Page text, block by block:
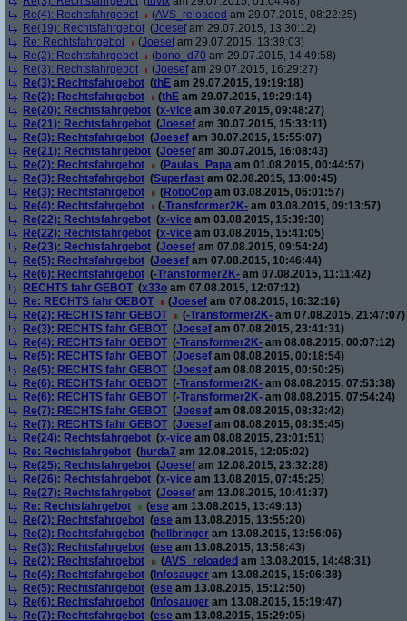
Re(4): Rechtsfahrgebot
(AVS_reloaded am 29.07.2015, 08:22:25)
Re(19): Rechtsfahrgebot (Joesefam 29.07.2015, 13:30:12)
Re: Rechtsfahrgebot
(Joesefam 29.07.2015, 13:39:03)
Re(2): Rechtsfahrgebot
(bono_d70 am 29.07.2015, 14:49:58)
Re(3): Rechtsfahrgebot
(Joesefam 29.07.2015, 16:29:27)
Re(3): Rechtsfahrgebot (thE am 29.07.2015, 19:19:18)
Re(2): Rechtsfahrgebot
(thE am 29.07.2015, 19:29:14)
Re(20): Rechtsfahrgebot (x-vice am 30.07.2015, 09:48:27)
Re(21): Rechtsfahrgebot (Joesef am 30.07.2015, 15:33:11)
Re(3): Rechtsfahrgebot (Joesef am 30.07.2015, 15:55:07)
Re(21): Rechtsfahrgebot (Joesef am 30.07.2015, 16:08:43)
Re(2): Rechtsfahrgebot
(Paulas_Papa am 01.08.2015, 00:44:57)
Re(3): Rechtsfahrgebot (Superfast am 02.08.2015, 13:00:45)
Re(3): Rechtsfahrgebot
(RoboCop am 03.08.2015, 06:01:57)
Re(4): Rechtsfahrgebot
(-Transformer2K- am 03.08.2015, 09:13:57)
Re(22): Rechtsfahrgebot (x-vice am 03.08.2015, 15:39:30)
Re(22): Rechtsfahrgebot (x-vice am 03.08.2015, 15:41:05)
Re(23): Rechtsfahrgebot (Joesef am 07.08.2015, 09:54:24)
Re(5): Rechtsfahrgebot (Joesef am 07.08.2015, 10:46:44)
Re(6): Rechtsfahrgebot (-Transformer2K- am 07.08.2015, 11:11:42)
RECHTS fahr GEBOT (x33o am 07.08.2015, 12:07:12)
Re: RECHTS fahr GEBOT
(Joesef am 07.08.2015, 16:32:16)
Re(2): RECHTS fahr GEBOT
(-Transformer2K- am 07.08.2015, 21:47:07)
Re(3): RECHTS fahr GEBOT (Joesef am 07.08.2015, 23:41:31)
Re(4): RECHTS fahr GEBOT (-Transformer2K- am 08.08.2015, 00:07:12)
Re(5): RECHTS fahr GEBOT (Joesef am 08.08.2015, 00:18:54)
Re(5): RECHTS fahr GEBOT (Joesef am 08.08.2015, 00:50:25)
Re(6): RECHTS fahr GEBOT (-Transformer2K- am 08.08.2015, 07:53:38)
Re(6): RECHTS fahr GEBOT (-Transformer2K- am 08.08.2015, 07:54:24)
Re(7): RECHTS fahr GEBOT (Joesef am 08.08.2015, 08:32:42)
Re(7): RECHTS fahr GEBOT (Joesef am 08.08.2015, 08:35:45)
Re(24): Rechtsfahrgebot (x-vice am 08.08.2015, 23:01:51)
Re: Rechtsfahrgebot (hurda7 am 12.08.2015, 12:05:02)
Re(25): Rechtsfahrgebot (Joesef am 12.08.2015, 23:32:28)
Re(26): Rechtsfahrgebot (x-vice am 13.08.2015, 07:45:25)
Re(27): Rechtsfahrgebot (Joesef am 13.08.2015, 10:41:37)
Re: Rechtsfahrgebot
(ese am 13.08.2015, 13:49:13)
Re(2): Rechtsfahrgebot (ese am 13.08.2015, 13:55:20)
Re(2): Rechtsfahrgebot (hellbringer am 13.08.2015, 13:56:06)
Re(3): Rechtsfahrgebot (ese am 13.08.2015, 13:58:43)
Re(2): Rechtsfahrgebot
(AVS_reloaded am 13.08.2015, 14:48:31)
Re(4): Rechtsfahrgebot ( Infosauger am 13.08.2015, 15:06:38)
Re(5): Rechtsfahrgebot (ese am 13.08.2015, 15:12:50)
Re(6): Rechtsfahrgebot ( Infosauger am 13.08.2015, 15:19:47)
Re(7): Rechtsfahrgebot (ese am 13.08.2015, 15:29:05)